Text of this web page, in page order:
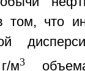
что
м3объема